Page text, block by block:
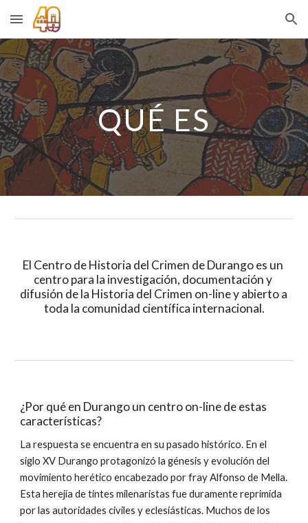
Skip to main content Skip to navigation
QUÉ ES
El Centro de Historia del Crimen de Durango es un
centro para la investigación, documentación y
difusión de la Historia del Crimen on-line y abierto a
toda la comunidad científica internacional.
¿Por qué en Durango un centro on-line de estas
características?
La respuesta se encuentra en su pasado histórico. En el
siglo XV Durango protagonizó la génesis y evolución del
movimiento herético encabezado por fray Alfonso de Mella.
Esta herejía de tintes milenaristas fue duramente reprimida
por las autoridades civiles y eclesiásticas. Muchos de los